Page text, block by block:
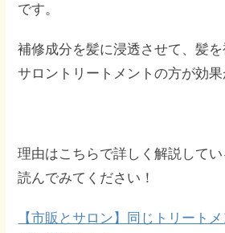
です。
補修成分を髪に浸透させて、髪を
サロントリートメントの方が効果
理由はこちらで詳しく解説して
読んでみてください！
【市販とサロン】同じトリート